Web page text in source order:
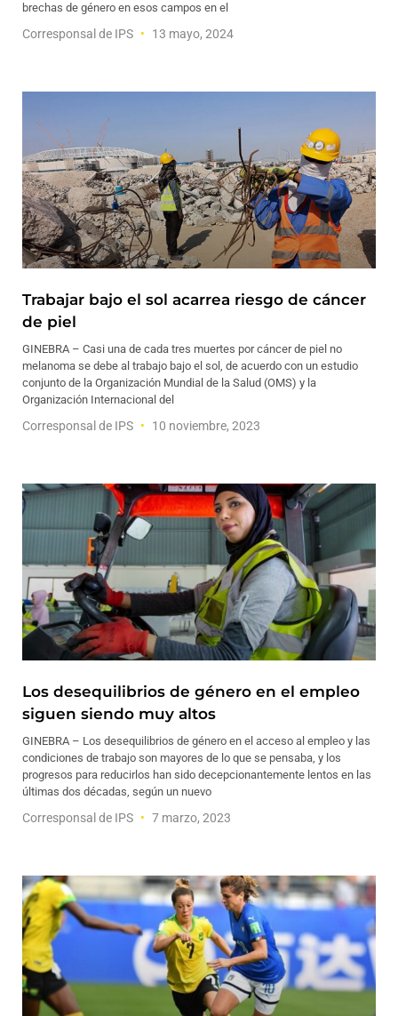
brechas de género en esos campos en el
Corresponsal de IPS 13 mayo, 2024
Trabajar bajo el sol acarrea riesgo de cáncer
de piel
GINEBRA – Casi una de cada tres muertes por cáncer de piel no
melanoma se debe al trabajo bajo el sol, de acuerdo con un estudio
conjunto de la Organización Mundial de la Salud (OMS) y la
Organización Internacional del
Corresponsal de IPS 10 noviembre, 2023
Los desequilibrios de género en el empleo
siguen siendo muy altos
GINEBRA – Los desequilibrios de género en el acceso al empleo y las
condiciones de trabajo son mayores de lo que se pensaba, y los
progresos para reducirlos han sido decepcionantemente lentos en las
últimas dos décadas, según un nuevo
Corresponsal de IPS 7 marzo, 2023